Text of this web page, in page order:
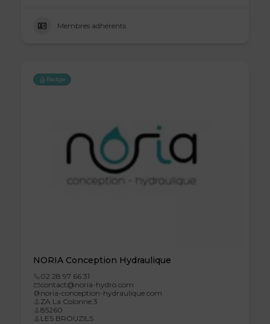
Membres adhérents
Badge
NORIA Conception Hydraulique
02 28 97 66 31
contact@noria-hydro.com
noria-conception-hydraulique.com
ZA La Colonne 3
85260
LES BROUZILS